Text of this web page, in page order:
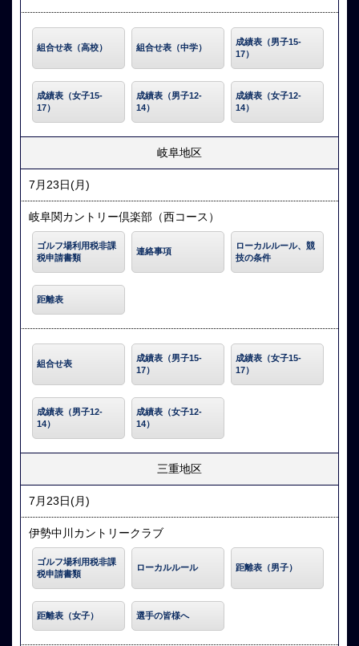
組合せ表（高校） 組合せ表（中学）
成績表（男子15-
17）
成績表（女子15-
17）
成績表（男子12-
14）
成績表（女子12-
14）
岐阜地区
7月23日(月)
岐阜関カントリー倶楽部（西コース）
ゴルフ場利用税非課
税申請書類
連絡事項
ローカルルール、競
技の条件
距離表
組合せ表
成績表（男子15-
17）
成績表（女子15-
17）
成績表（男子12-
14）
成績表（女子12-
14）
三重地区
7月23日(月)
伊勢中川カントリークラブ
ゴルフ場利用税非課
税申請書類
ローカルルール 距離表（男子）
距離表（女子） 選手の皆様へ